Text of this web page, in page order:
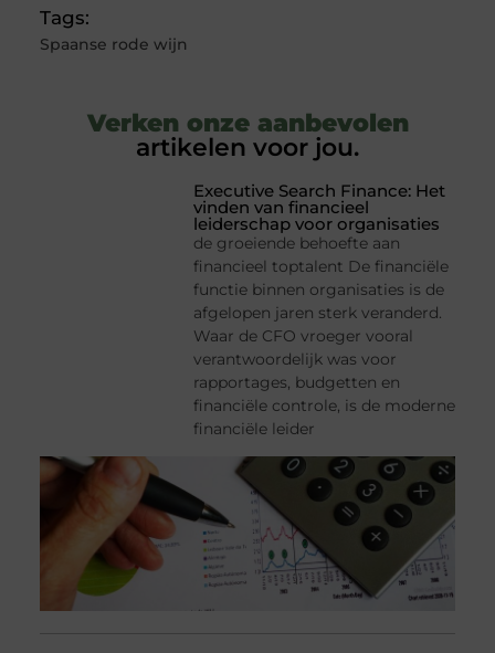
Tags:
Spaanse rode wijn
Verken onze aanbevolen
artikelen voor jou.
Executive Search Finance: Het
vinden van financieel
leiderschap voor organisaties
de groeiende behoefte aan
financieel toptalent De financiële
functie binnen organisaties is de
afgelopen jaren sterk veranderd.
Waar de CFO vroeger vooral
verantwoordelijk was voor
rapportages, budgetten en
financiële controle, is de moderne
financiële leider